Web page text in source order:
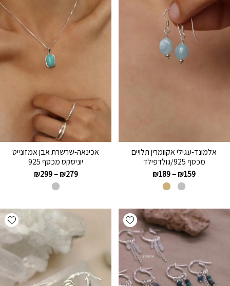
אלמונד-עגילי אקוומרין תלויים
מכסף 925/גולדפילד
₪159
–
₪189
אכינאה-שרשרת אבן אמזונייט
יוניסקס מכסף 925
₪279
–
₪299
Add wishlist